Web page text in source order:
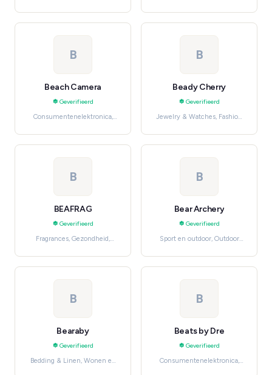
Fashion
B
Beach Camera
Geverifieerd
Consumentenelektronica,
B
Beady Cherry
Geverifieerd
Jewelry & Watches, Fashion
B
BEAFRAG
Geverifieerd
Fragrances, Gezondheid,
B
Bear Archery
Geverifieerd
Sport en outdoor, Outdoor
B
Bearaby
Geverifieerd
Bedding & Linen, Wonen en
B
Beats by Dre
Geverifieerd
Consumentenelektronica,